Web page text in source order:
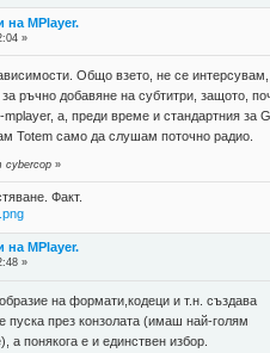
MPlayer.
»
Общо взето, не се
ръчно добавяне на субтитри, защото,
а, преди време и стандартния
Totem само да слушам поточно радио.
cybercop »
Факт.
на MPlayer.
»
на формати,кодеци и т.н. създава
пуска през конзолата (имаш най-голям
а понякога е и единствен избор.